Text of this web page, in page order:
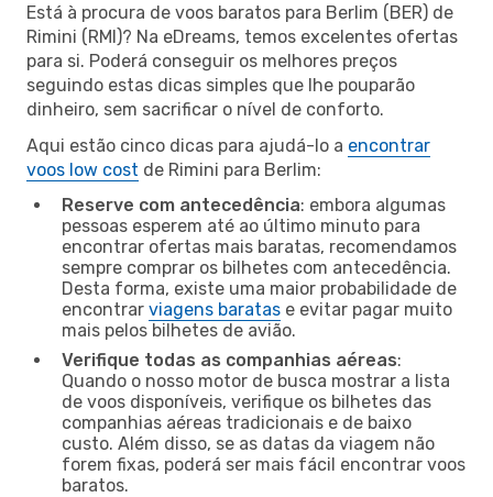
Está à procura de voos baratos para Berlim (BER) de
Rimini (RMI)? Na eDreams, temos excelentes ofertas
para si. Poderá conseguir os melhores preços
seguindo estas dicas simples que lhe pouparão
dinheiro, sem sacrificar o nível de conforto.
Aqui estão cinco dicas para ajudá-lo a encontrar
voos low cost de Rimini para Berlim:
Reserve com antecedência: embora algumas
pessoas esperem até ao último minuto para
encontrar ofertas mais baratas, recomendamos
sempre comprar os bilhetes com antecedência.
Desta forma, existe uma maior probabilidade de
encontrar viagens baratas e evitar pagar muito
mais pelos bilhetes de avião.
Verifique todas as companhias aéreas:
Quando o nosso motor de busca mostrar a lista
de voos disponíveis, verifique os bilhetes das
companhias aéreas tradicionais e de baixo
custo. Além disso, se as datas da viagem não
forem fixas, poderá ser mais fácil encontrar voos
baratos.